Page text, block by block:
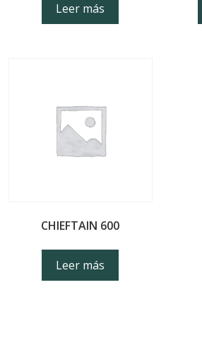
Leer más
CHIEFTAIN 600
Leer más